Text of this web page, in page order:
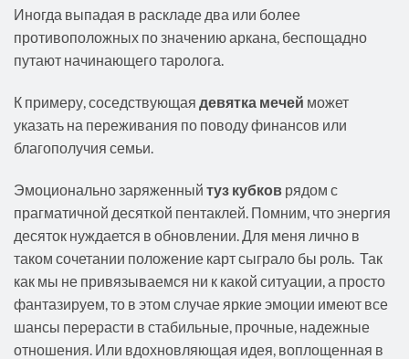
Иногда выпадая в раскладе два или более
противоположных по значению аркана, беспощадно
путают начинающего таролога.
К примеру, соседствующая девятка мечей может
указать на переживания по поводу финансов или
благополучия семьи.
Эмоционально заряженный туз кубков рядом с
прагматичной десяткой пентаклей. Помним, что энергия
десяток нуждается в обновлении. Для меня лично в
таком сочетании положение карт сыграло бы роль. Так
как мы не привязываемся ни к какой ситуации, а просто
фантазируем, то в этом случае яркие эмоции имеют все
шансы перерасти в стабильные, прочные, надежные
отношения. Или вдохновляющая идея, воплощенная в